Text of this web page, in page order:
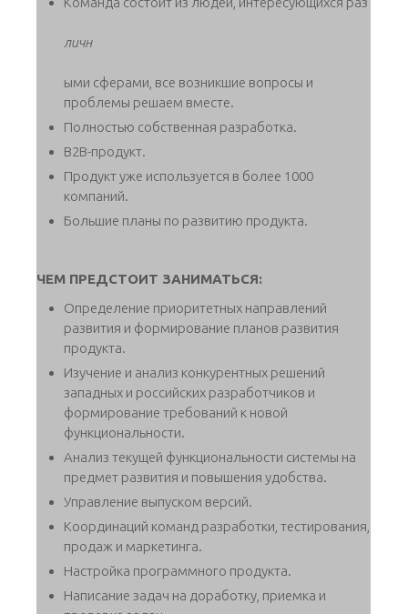
личн
ыми сферами, все возникшие вопросы и
проблемы решаем вместе.
Полностью собственная разработка.
B2B-продукт.
Продукт уже используется в более 1000
компаний.
Большие планы по развитию продукта.
ЧЕМ ПРЕДСТОИТ ЗАНИМАТЬСЯ:
Определение приоритетных направлений
развития и формирование планов развития
продукта.
Изучение и анализ конкурентных решений
западных и российских разработчиков и
формирование требований к новой
функциональности.
Анализ текущей функциональности системы на
предмет развития и повышения удобства.
Управление выпуском версий.
Координаций команд разработки, тестирования,
продаж и маркетинга.
Настройка программного продукта.
Написание задач на доработку, приемка и